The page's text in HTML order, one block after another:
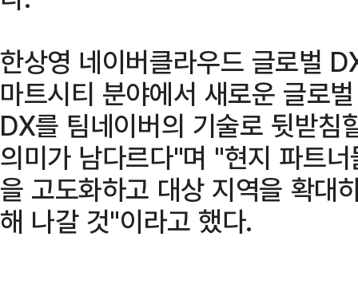
한상영 네이버클라우드 글로벌
마트시티 분야에서 새로운 글로
DX를 팀네이버의 기술로 뒷받침
의미가 남다르다"며 "현지 파트
을 고도화하고 대상 지역을 확대
해 나갈 것"이라고 했다.